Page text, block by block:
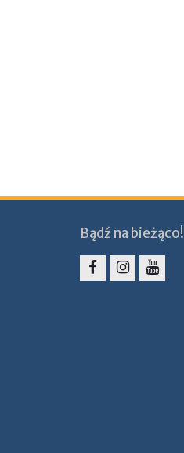
Bądź na bieżąco!